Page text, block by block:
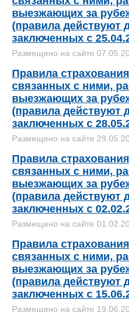
выезжающих за
(правила действуют
заключенных с
Размещено на сайте
Правила
связанных с ними,
выезжающих за
(правила действуют
заключенных с
Размещено на сайте
Правила
связанных с ними,
выезжающих за
(правила действуют
заключенных с
Размещено на сайте
Правила
связанных с ними,
выезжающих за
(правила действуют
заключенных с
Размещено на сайте